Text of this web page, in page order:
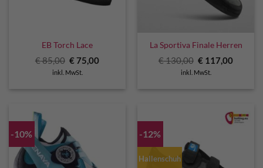
EB Torch Lace
€85,00 Ursprünglicher
Preis
war:
€75,00Aktueller
inkl. MwSt.
La Sportiva Finale Herren
€130,00 Ursprünglicher
Preis
war:
€ 117,00
inkl. MwSt.
-10% -12%
Hallenschuh